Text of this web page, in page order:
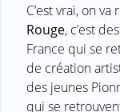
C’est vrai, on
Rouge, c’est
France qui se
de création
des jeunes
qui se